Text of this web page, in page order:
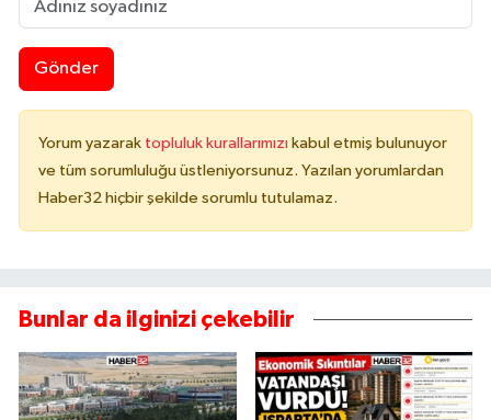
Gönder
Yorum yazarak topluluk kurallarımızı kabul etmiş bulunuyor
ve tüm sorumluluğu üstleniyorsunuz. Yazılan yorumlardan
Haber32 hiçbir şekilde sorumlu tutulamaz.
Bunlar da ilginizi çekebilir